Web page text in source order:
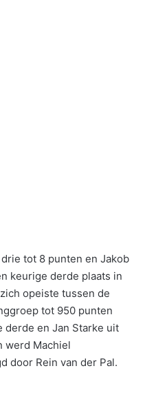
tot 8 punten en Jakob
keurige derde plaats in
opeiste tussen de
tot 950 punten
derde en Jan Starke uit
werd Machiel
door Rein van der Pal.